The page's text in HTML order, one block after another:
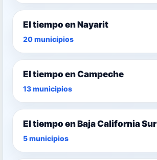
El tiempo en Nayarit
20 municipios
El tiempo en Campeche
13 municipios
El tiempo en Baja California Sur
5 municipios